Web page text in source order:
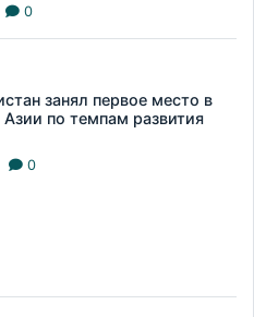
0
занял первое место в
по темпам развития
0